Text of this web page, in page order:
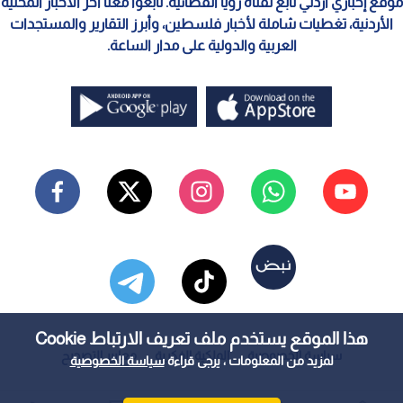
هذا الموقع يستخدم ملف تعريف الارتباط Cookie
لمزيد من المعلومات ، يرجى قراءةسياسة الخصوصية
الأردنية، تغطيات شاملة لأخبار فلسطين، وأبرز التقارير والمستجدات
العربية والدولية على مدار الساعة.
سياسة الخصوصية الملكية الفكرية معايير التصحيح